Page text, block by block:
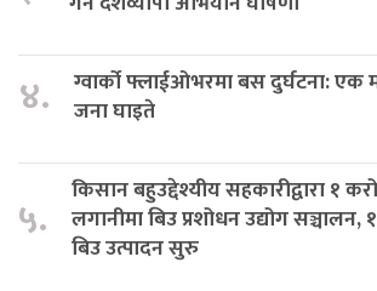
४.
ग्वार्को फ्लाईओभरमा बस दुर्घटना: एक
जना घाइते
५.
किसान बहुउद्देश्यीय सहकारीद्वारा १
लगानीमा बिउ प्रशोधन उद्योग
बिउ उत्पादन सुरु